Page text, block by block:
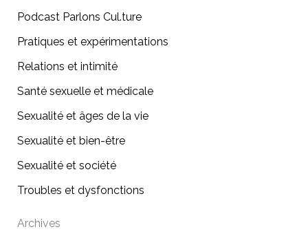
Podcast Parlons Cul.ture
Pratiques et expérimentations
Relations et intimité
Santé sexuelle et médicale
Sexualité et âges de la vie
Sexualité et bien-être
Sexualité et société
Troubles et dysfonctions
Archives